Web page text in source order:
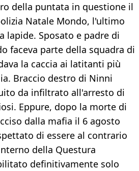
della puntata in questione il
Natale Mondo, l'ultimo
lapide. Sposato e padre di
faceva parte della squadra di
la caccia ai latitanti più
Braccio destro di Ninni
da infiltrato all'arresto di
Eppure, dopo la morte di
dalla mafia il 6 agosto
di essere al contrario
della Questura
definitivamente solo